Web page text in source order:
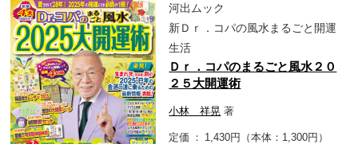
河出ムック
新Ｄｒ．コパの風水まるごと開運
生活
Ｄｒ．コパのまるごと風水２０
２５大開運術
小林 祥晃 著
定価
1,430円（本体：1,300円）